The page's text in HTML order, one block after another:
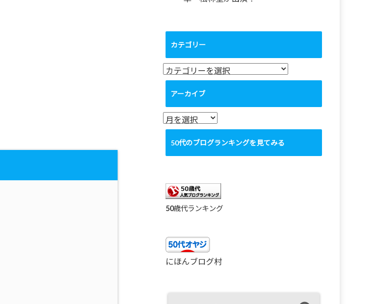
カテゴリー
カ
テ
リ
ー
アーカイブ
ア
ー
イ
50代のブログランキングを見てみる
50歳代ランキング
にほんブログ村